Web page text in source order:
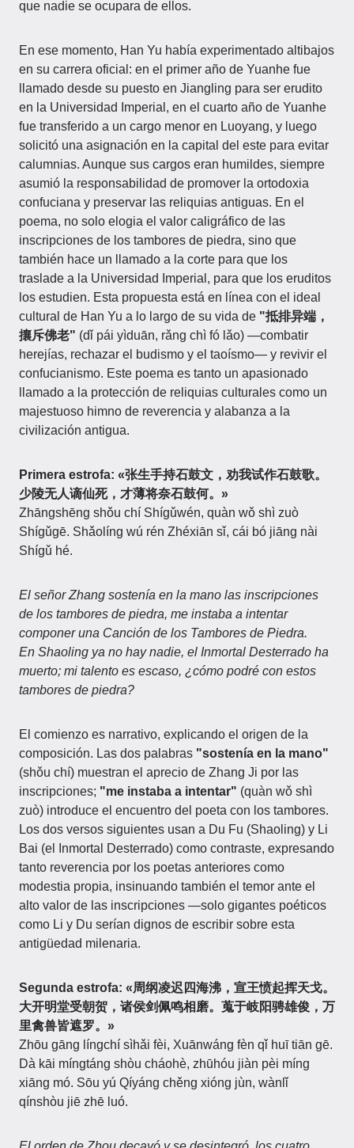
que nadie se ocupara de ellos.
En ese momento, Han Yu había experimentado altibajos
en su carrera oficial: en el primer año de Yuanhe fue
llamado desde su puesto en Jiangling para ser erudito
en la Universidad Imperial, en el cuarto año de Yuanhe
fue transferido a un cargo menor en Luoyang, y luego
solicitó una asignación en la capital del este para evitar
calumnias. Aunque sus cargos eran humildes, siempre
asumió la responsabilidad de promover la ortodoxia
confuciana y preservar las reliquias antiguas. En el
poema, no solo elogia el valor caligráfico de las
inscripciones de los tambores de piedra, sino que
también hace un llamado a la corte para que los
traslade a la Universidad Imperial, para que los eruditos
los estudien. Esta propuesta está en línea con el ideal
cultural de Han Yu a lo largo de su vida de "抵排异端，
攘斥佛老" (dǐ pái yìduān, rǎng chì fó lǎo) —combatir
herejías, rechazar el budismo y el taoísmo— y revivir el
confucianismo. Este poema es tanto un apasionado
llamado a la protección de reliquias culturales como un
majestuoso himno de reverencia y alabanza a la
civilización antigua.
Primera estrofa: «张生手持石鼓文，劝我试作石鼓歌。
少陵无人谪仙死，才薄将奈石鼓何。»
Zhāngshēng shǒu chí Shígǔwén, quàn wǒ shì zuò
Shígǔgē. Shǎolíng wú rén Zhéxiān sǐ, cái bó jiāng nài
Shígǔ hé.
El señor Zhang sostenía en la mano las inscripciones
de los tambores de piedra, me instaba a intentar
componer una Canción de los Tambores de Piedra.
En Shaoling ya no hay nadie, el Inmortal Desterrado ha
muerto; mi talento es escaso, ¿cómo podré con estos
tambores de piedra?
El comienzo es narrativo, explicando el origen de la
composición. Las dos palabras "sostenía en la mano"
(shǒu chí) muestran el aprecio de Zhang Ji por las
inscripciones; "me instaba a intentar" (quàn wǒ shì
zuò) introduce el encuentro del poeta con los tambores.
Los dos versos siguientes usan a Du Fu (Shaoling) y Li
Bai (el Inmortal Desterrado) como contraste, expresando
tanto reverencia por los poetas anteriores como
modestia propia, insinuando también el temor ante el
alto valor de las inscripciones —solo gigantes poéticos
como Li y Du serían dignos de escribir sobre esta
antigüedad milenaria.
Segunda estrofa: «周纲凌迟四海沸，宣王愤起挥天戈。
大开明堂受朝贺，诸侯剑佩鸣相磨。蒐于岐阳骋雄俊，万
里禽兽皆遮罗。»
Zhōu gāng língchí sìhǎi fèi, Xuānwáng fèn qǐ huī tiān gē.
Dà kāi míngtáng shòu cháohè, zhūhóu jiàn pèi míng
xiāng mó. Sōu yú Qíyáng chěng xióng jùn, wànlǐ
qínshòu jiē zhē luó.